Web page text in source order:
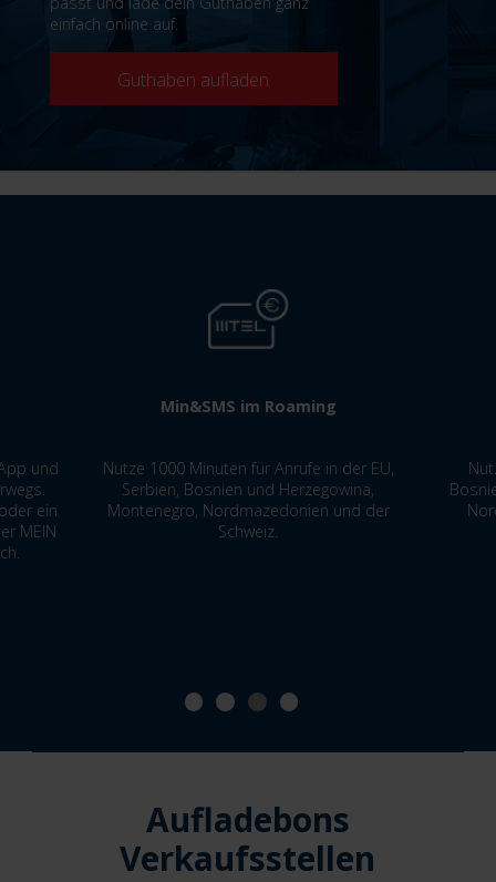
einfach online auf.
Guthaben aufladen
und
ein
MEIN
Min&SMS im Roaming
Nutze 1000 Minuten für Anrufe in der EU,
Serbien, Bosnien und Herzegowina,
Montenegro, Nordmazedonien und der
Schweiz.
Aufladebons
Verkaufsstellen